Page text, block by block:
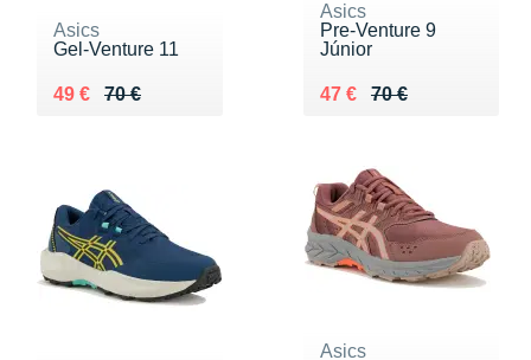
Asics
Gel-Venture 11
70 €
Au lieu de 70 €
49 €
Vendu 49 €
Asics
Pre-Venture 9
Júnior
70 €
Au lieu de 70 €
47 €
Vendu 47 €
Asics